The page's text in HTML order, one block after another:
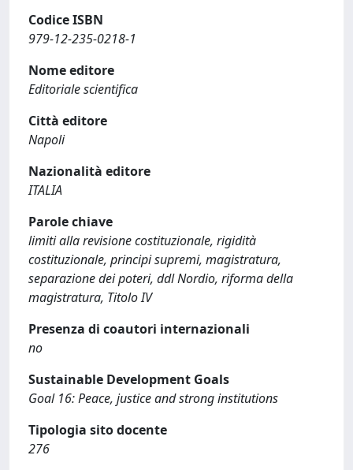
Codice ISBN
979-12-235-0218-1
Nome editore
Editoriale scientifica
Città editore
Napoli
Nazionalità editore
ITALIA
Parole chiave
limiti alla revisione costituzionale, rigidità
costituzionale, principi supremi, magistratura,
separazione dei poteri, ddl Nordio, riforma della
magistratura, Titolo IV
Presenza di coautori internazionali
no
Sustainable Development Goals
Goal 16: Peace, justice and strong institutions
Tipologia sito docente
276